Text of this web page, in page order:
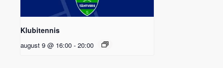
Klubitennis
august 9 @ 16:00 - 20:00